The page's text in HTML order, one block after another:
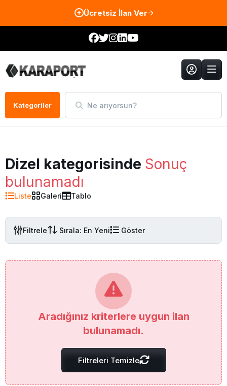
Ücretsiz İlan Ver
Kategoriler Ne arıyorsun?
Dizel kategorisinde Sonuç
bulunamadı
Liste Galeri Tablo
Filtrele Sırala: En Yeni Göster
Aradığınız kriterlere uygun ilan
bulunamadı.
Filtreleri Temizle